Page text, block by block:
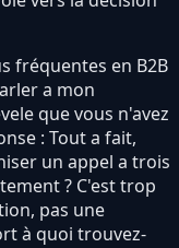
fréquentes en B2B
a mon
que vous n'avez
: Tout a fait,
un appel a trois
? C'est trop
pas une
à quoi trouvez-